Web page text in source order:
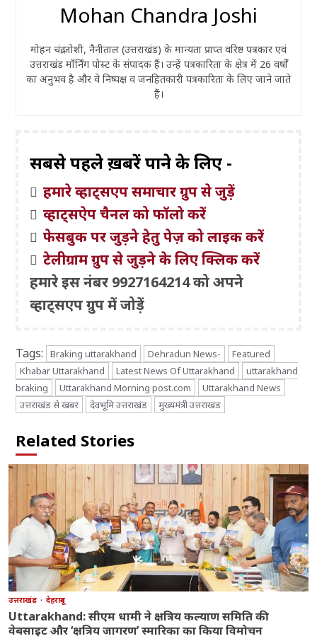
Mohan Chandra Joshi
मोहन चंद्र जोशी, नैनीताल (उत्तराखंड) के मान्यता प्राप्त वरिष्ठ पत्रकार एवं
उत्तराखंड मॉर्निंग पोस्ट के संपादक हैं। उन्हें पत्रकारिता के क्षेत्र में 26 वर्षों
का अनुभव है और वे निष्पक्ष व जनहितकारी पत्रकारिता के लिए जाने जाते
हैं।
सबसे पहले ख़बरें पाने के लिए -
हमारे व्हाट्सएप समाचार ग्रुप से जुड़ें
व्हाट्सऐप चैनल को फॉलो करें
फेसबुक पर जुड़ने हेतु पेज़ को लाइक करें
टेलीग्राम ग्रुप से जुड़ने के लिए क्लिक करें
हमारे इस नंबर 9927164214 को अपने
व्हाट्सएप ग्रुप में जोड़ें
Tags: Braking uttarakhand Dehradun News-
Featured
Khabar Uttarakhand
Latest News Of Uttarakhand
uttarakhand
braking
Uttarakhand Morning post.com
Uttarakhand News
उत्तराखंड से खबर
देवभूमि उत्तराखंड मुख्यमंत्री उत्तराखंड
Related Stories
उत्तराखंड देहरादून
Uttarakhand: सीएम धामी ने क्षत्रिय कल्याण समिति की
वेबसाइट और ‘क्षत्रिय जागरण’ स्मारिका का किया विमोचन